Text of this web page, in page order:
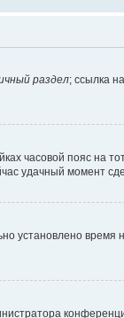
раздел; ссылка
часовой пояс на
удачный момент
установлено